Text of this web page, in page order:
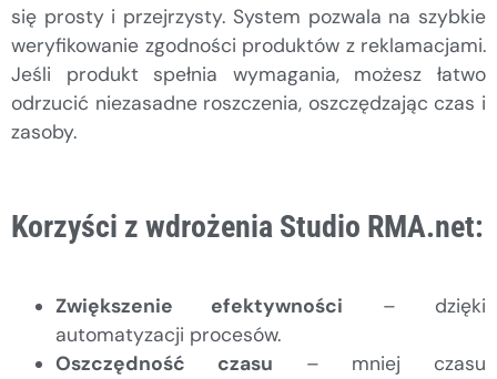
się prosty i przejrzysty. System pozwala na szybkie
weryfikowanie zgodności produktów z reklamacjami.
Jeśli produkt spełnia wymagania, możesz łatwo
odrzucić niezasadne roszczenia, oszczędzając czas i
zasoby.
Korzyści z wdrożenia Studio RMA.net:
Zwiększenie efektywności – dzięki
automatyzacji procesów.
Oszczędność czasu – mniej czasu